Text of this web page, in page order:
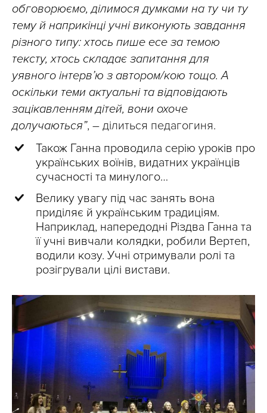
обговорюємо, ділимося думками на ту чи ту
тему й наприкінці учні виконують завдання
різного типу: хтось пише есе за темою
тексту, хтось складає запитання для
уявного інтерв’ю з автором/кою тощо. А
оскільки теми актуальні та відповідають
зацікавленням дітей, вони охоче
долучаються”, – ділиться педагогиня.
Також Ганна проводила серію уроків про
українських воїнів, видатних українців
сучасності та минулого…
Велику увагу під час занять вона
приділяє й українським традиціям.
Наприклад, напередодні Різдва Ганна та
її учні вивчали колядки, робили Вертеп,
водили козу. Учні отримували ролі та
розігрували цілі вистави.